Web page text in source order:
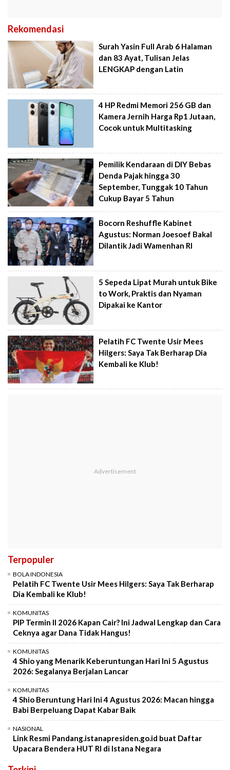
Rekomendasi
Surah Yasin Full Arab 6 Halaman
dan 83 Ayat, Tulisan Jelas
LENGKAP dengan Latin
4 HP Redmi Memori 256 GB dan
Kamera Jernih Harga Rp1 Jutaan,
Cocok untuk Multitasking
Pemilik Kendaraan di DIY Bebas
Denda Pajak hingga 30
September, Tunggak 10 Tahun
Cukup Bayar 5 Tahun
Bocorn Reshuffle Kabinet
Agustus: Norman Joesoef Bakal
Dilantik Jadi Wamenhan RI
5 Sepeda Lipat Murah untuk Bike
to Work, Praktis dan Nyaman
Dipakai ke Kantor
Pelatih FC Twente Usir Mees
Hilgers: Saya Tak Berharap Dia
Kembali ke Klub!
Terpopuler
BOLA INDONESIA
Pelatih FC Twente Usir Mees Hilgers: Saya Tak Berharap
Dia Kembali ke Klub!
KOMUNITAS
PIP Termin II 2026 Kapan Cair? Ini Jadwal Lengkap dan Cara
Ceknya agar Dana Tidak Hangus!
KOMUNITAS
4 Shio yang Menarik Keberuntungan Hari Ini 5 Agustus
2026: Segalanya Berjalan Lancar
KOMUNITAS
4 Shio Beruntung Hari Ini 4 Agustus 2026: Macan hingga
Babi Berpeluang Dapat Kabar Baik
NASIONAL
Link Resmi Pandang.istanapresiden.go.id buat Daftar
Upacara Bendera HUT RI di Istana Negara